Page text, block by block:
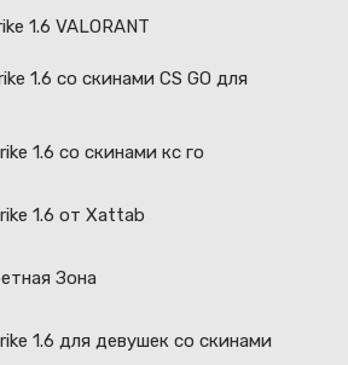
Counter strike 1.6 VALORANT
1.6 со скинами CS GO для
1.6 со скинами кс го
1.6 от Xattab
Зона
Counter-Strike 1.6 для девушек со скинами